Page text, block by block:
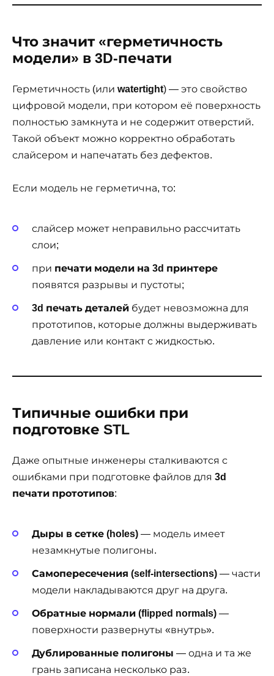
Что значит «герметичность
модели» в 3D-печати
Герметичность (или watertight) — это свойство
цифровой модели, при котором её поверхность
полностью замкнута и не содержит отверстий.
Такой объект можно корректно обработать
слайсером и напечатать без дефектов.
Если модель не герметична, то:
слайсер может неправильно рассчитать
слои;
при печати модели на 3d принтере
появятся разрывы и пустоты;
3d печать деталей будет невозможна для
прототипов, которые должны выдерживать
давление или контакт с жидкостью.
Типичные ошибки при
подготовке STL
Даже опытные инженеры сталкиваются с
ошибками при подготовке файлов для 3d
печати прототипов:
Дыры в сетке (holes) — модель имеет
незамкнутые полигоны.
Самопересечения (self-intersections) — части
модели накладываются друг на друга.
Обратные нормали (flipped normals) —
поверхности развернуты «внутрь».
Дублированные полигоны — одна и та же
грань записана несколько раз.